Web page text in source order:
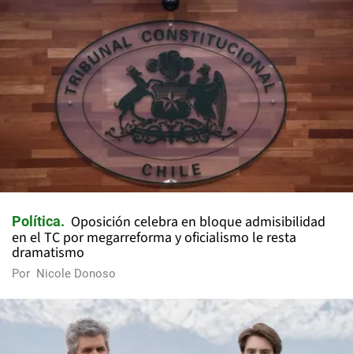
Política
Oposición celebra en bloque admisibilidad
en el TC por megarreforma y oficialismo le resta
dramatismo
Por Nicole Donoso